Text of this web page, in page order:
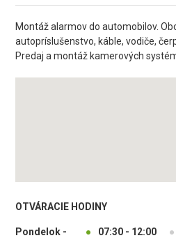
Montáž alarmov do automobilov.
autopríslušenstvo, káble, vodiče,
Predaj a montáž kamerových
OTVÁRACIE HODINY
Pondelok -
● 07:30 - 12:00 ●